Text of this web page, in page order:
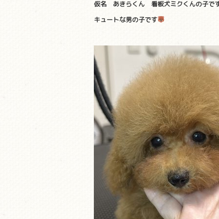
仮名 あきらくん 看板犬ミクくんの子で
キュートな男の子です